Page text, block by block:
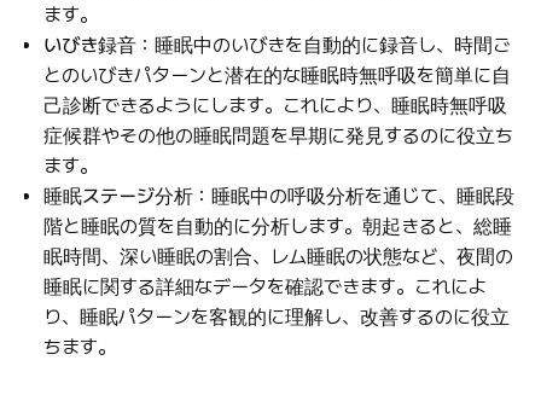
ます。
いびき録音 ：睡眠中のいびきを自動的に録音し、時間ご
とのいびきパターンと潜在的な睡眠時無呼吸を簡単に自
己診断できるようにします。これにより、睡眠時無呼吸
症候群やその他の睡眠問題を早期に発見するのに役立ち
ます。
睡眠ステージ分析 ：睡眠中の呼吸分析を通じて、睡眠段
階と睡眠の質を自動的に分析します。朝起きると、総睡
眠時間、深い睡眠の割合、レム睡眠の状態など、夜間の
睡眠に関する詳細なデータを確認できます。これによ
り、睡眠パターンを客観的に理解し、改善するのに役立
ちます。